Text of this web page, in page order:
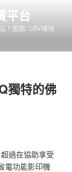
平台
！服務: LBV裸視
獨特的佛
超過在協助享受
電功能影印機